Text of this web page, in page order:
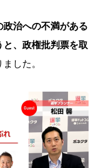
治への不満がある
と、政権批判票を取
した。